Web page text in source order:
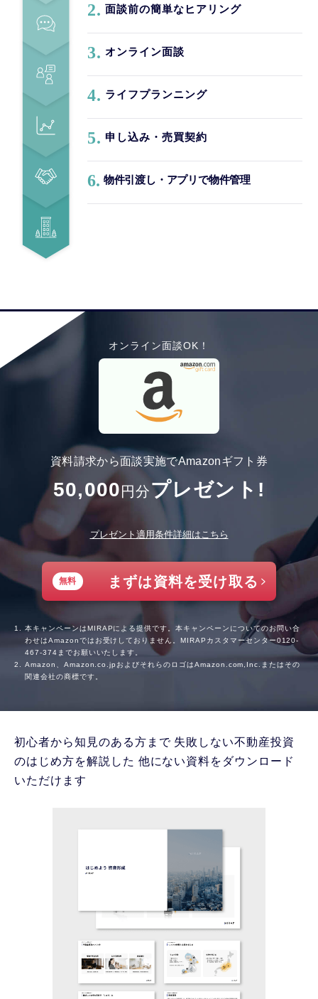
2. 面談前の簡単なヒアリング
3. オンライン面談
4. ライフプランニング
5. 申し込み・売買契約
6. 物件引渡し・アプリで物件管理
オンライン面談OK！
資料請求から面談実施でAmazonギフト券
50,000 円分プレゼント!
プレゼント適用条件詳細はこちら
無料 まずは資料を受け取る
本キャンペーンはMIRAPによる提供です。本キャンペーンについてのお問い合
わせはAmazonではお受けしておりません。MIRAPカスタマーセンター0120-
467-374 までお願いいたします。
Amazon、Amazon.co.jpおよびそれらのロゴはAmazon.com,Inc.またはその
関連会社の商標です。
初心者から知見のある方まで失敗しない不動産投資
のはじめ方を解説した 他にない資料をダウンロード
いただけます